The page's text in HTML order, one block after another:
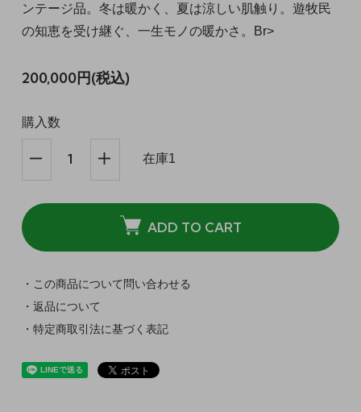
ンテージ品。冬は暖かく、夏は涼しい肌触り。遊牧民
の知恵を受け継ぐ、一生モノの暖かさ。Br>
200,000円(税込)
購入数
在庫1
ADD TO CART
・この商品について問い合わせる
・返品について
・特定商取引法に基づく表記